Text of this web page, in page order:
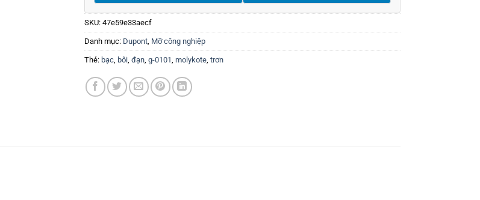
SKU: 47e59e33aecf
Danh mục: Dupont, Mỡ công nghiệp
Thẻ: bạc, bôi, đạn, g-0101, molykote, trơn